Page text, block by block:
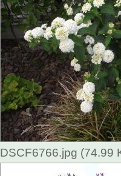
DSCF6766.jpg (74.99